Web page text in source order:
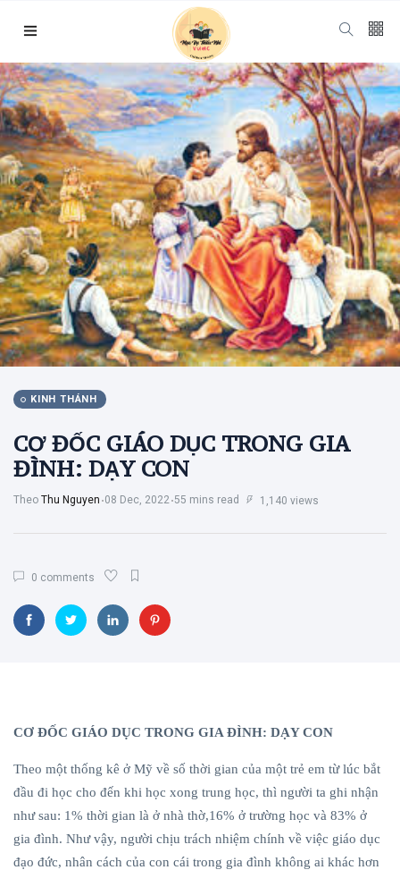
Follow us
65K
12K
678
Categories
Chuyện Hay Ý
Đẹp
(65)
SINH HOẠT
THEO MÙA
(28)
Vườn Thơ
(26)
Hình Ảnh -
(24)
Truyện Vui
(15)
CƠ ĐỐC
GIÁO DỤC
TRONG
GIA ĐÌNH:
DẠY CON
08
2022
1,140
views
KINH THÁNH
CƠ ĐỐC GIÁO DỤC TRONG GIA
ĐÌNH: DẠY CON
Theo Thu Nguyen 08 Dec, 2022 55 mins read 1,140 views
0 comments
CƠ ĐỐC GIÁO DỤC TRONG GIA ĐÌNH: DẠY CON
Theo một thống kê ở Mỹ về số thời gian của một trẻ em từ lúc bắt
đầu đi học cho đến khi học xong trung học, thì người ta ghi nhận
như sau: 1% thời gian là ở nhà thờ,16% ở trường học và 83% ở
gia đình. Như vậy, người chịu trách nhiệm chính về việc giáo dục
đạo đức, nhân cách của con cái trong gia đình không ai khác hơn